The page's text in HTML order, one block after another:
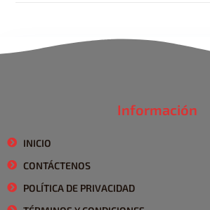
Información
INICIO
CONTÁCTENOS
POLÍTICA DE PRIVACIDAD